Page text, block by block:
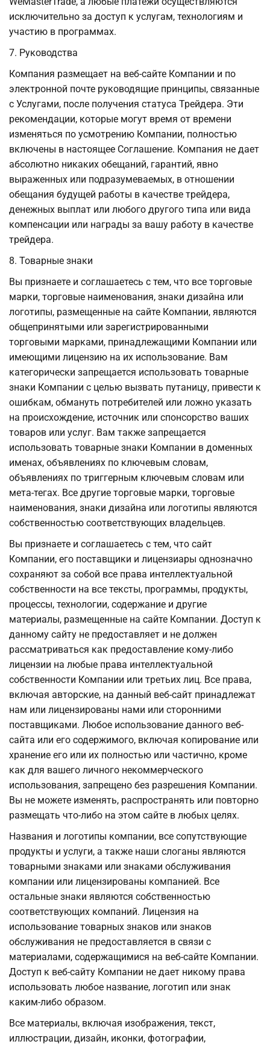
исключительно за доступ к услугам, технологиям и
участию в программах.
7. Руководства
Компания размещает на веб-сайте Компании и по
электронной почте руководящие принципы, связанные
с Услугами, после получения статуса Трейдера. Эти
рекомендации, которые могут время от времени
изменяться по усмотрению Компании, полностью
включены в настоящее Соглашение. Компания не дает
абсолютно никаких обещаний, гарантий, явно
выраженных или подразумеваемых, в отношении
обещания будущей работы в качестве трейдера,
денежных выплат или любого другого типа или вида
компенсации или награды за вашу работу в качестве
трейдера.
8. Товарные знаки
Вы признаете и соглашаетесь с тем, что все торговые
марки, торговые наименования, знаки дизайна или
логотипы, размещенные на сайте Компании, являются
общепринятыми или зарегистрированными
торговыми марками, принадлежащими Компании или
имеющими лицензию на их использование. Вам
категорически запрещается использовать товарные
знаки Компании с целью вызвать путаницу, привести к
ошибкам, обмануть потребителей или ложно указать
на происхождение, источник или спонсорство ваших
товаров или услуг. Вам также запрещается
использовать товарные знаки Компании в доменных
именах, объявлениях по ключевым словам,
объявлениях по триггерным ключевым словам или
мета-тегах. Все другие торговые марки, торговые
наименования, знаки дизайна или логотипы являются
собственностью соответствующих владельцев.
Вы признаете и соглашаетесь с тем, что сайт
Компании, его поставщики и лицензиары однозначно
сохраняют за собой все права интеллектуальной
собственности на все тексты, программы, продукты,
процессы, технологии, содержание и другие
материалы, размещенные на сайте Компании. Доступ к
данному сайту не предоставляет и не должен
рассматриваться как предоставление кому-либо
лицензии на любые права интеллектуальной
собственности Компании или третьих лиц. Все права,
включая авторские, на данный веб-сайт принадлежат
нам или лицензированы нами или сторонними
поставщиками. Любое использование данного веб-
сайта или его содержимого, включая копирование или
хранение его или их полностью или частично, кроме
как для вашего личного некоммерческого
использования, запрещено без разрешения Компании.
Вы не можете изменять, распространять или повторно
размещать что-либо на этом сайте в любых целях.
Названия и логотипы компании, все сопутствующие
продукты и услуги, а также наши слоганы являются
товарными знаками или знаками обслуживания
компании или лицензированы компанией. Все
остальные знаки являются собственностью
соответствующих компаний. Лицензия на
использование товарных знаков или знаков
обслуживания не предоставляется в связи с
материалами, содержащимися на веб-сайте Компании.
Доступ к веб-сайту Компании не дает никому права
использовать любое название, логотип или знак
каким-либо образом.
Все материалы, включая изображения, текст,
иллюстрации, дизайн, иконки, фотографии,